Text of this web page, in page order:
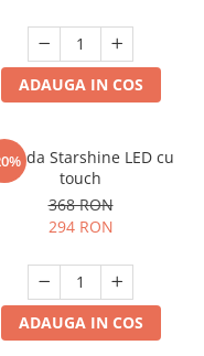
ADAUGA IN COS
Starshine LED cu
touch
368 RON
294 RON
ADAUGA IN COS